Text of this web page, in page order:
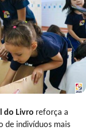
do Livro reforça a
de indivíduos mais